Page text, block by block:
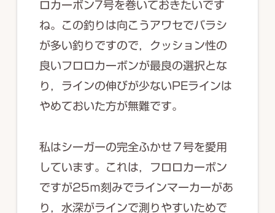
ロカーボン7号を巻いておきたいです
ね。この釣りは向こうアワセでバラシ
が多い釣りですので，クッション性の
良いフロロカーボンが最良の選択とな
り，ラインの伸びが少ないPEラインは
やめておいた方が無難です。
私はシーガーの完全ふかせ７号を愛用
しています。これは，フロロカーボン
ですが25ｍ刻みでラインマーカーがあ
り，水深がラインで測りやすいためで